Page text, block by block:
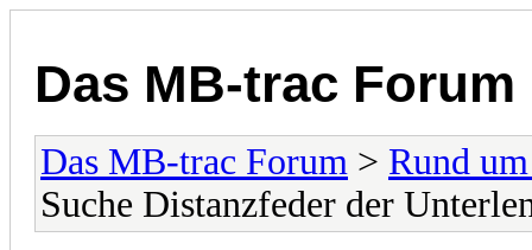
Das MB-trac Forum
Das MB-trac Forum > Rund
Suche Distanzfeder der